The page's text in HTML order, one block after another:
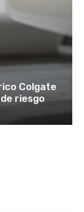
Colgate
riesgo